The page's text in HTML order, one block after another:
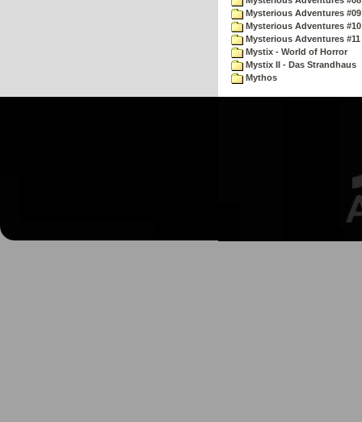
Mysterious Adventures
Mysterious Adventures
Mysterious Adventures
Mystix - World of Horror
Mystix II - Das Strandhaus
Mythos